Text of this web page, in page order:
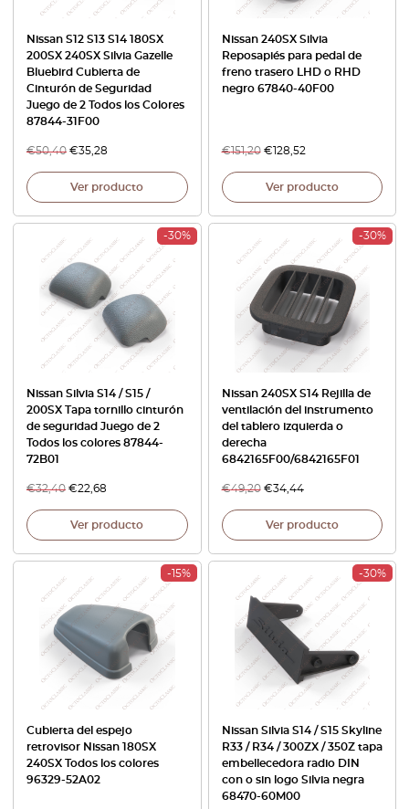
Nissan S12 S13 S14 180SX
200SX 240SX Silvia Gazelle
Bluebird Cubierta de
Cinturón de Seguridad
Juego de 2 Todos los Colores
87844-31F00
€50,40 €35,28
Ver producto
Nissan 240SX Silvia
Reposapiés para pedal de
freno trasero LHD o RHD
negro 67840-40F00
€151,20 €128,52
Ver producto
-30%
Nissan Silvia S14 / S15 /
200SX Tapa tornillo cinturón
de seguridad Juego de 2
Todos los colores 87844-
72B01
€32,40 €22,68
Ver producto
-30%
Nissan 240SX S14 Rejilla de
ventilación del instrumento
del tablero izquierda o
derecha
6842165F00/6842165F01
€49,20 €34,44
Ver producto
-15%
Cubierta del espejo
retrovisor Nissan 180SX
240SX Todos los colores
96329-52A02
-30%
Nissan Silvia S14 / S15 Skyline
R33 / R34 / 300ZX / 350Z tapa
embellecedora radio DIN
con o sin logo Silvia negra
68470-60M00